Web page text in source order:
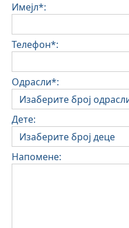
Имејл*:
Телефон*:
Одрасли*:
Дете:
Напомене: